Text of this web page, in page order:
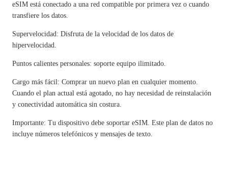
eSIM está conectado a una red compatible por primera vez o cuando
transfiere los datos.
Supervelocidad: Disfruta de la velocidad de los datos de
hipervelocidad.
Puntos calientes personales: soporte equipo ilimitado.
Cargo más fácil: Comprar un nuevo plan en cualquier momento.
Cuando el plan actual está agotado, no hay necesidad de reinstalación
y conectividad automática sin costura.
Importante: Tu dispositivo debe soportar eSIM. Este plan de datos no
incluye números telefónicos y mensajes de texto.